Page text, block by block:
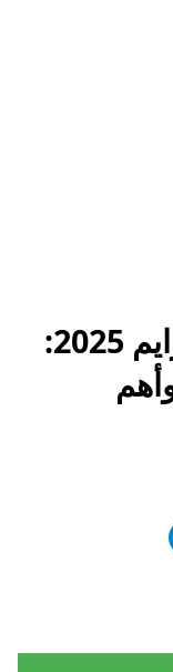
أفضل عروض أمازون برايم 2025: